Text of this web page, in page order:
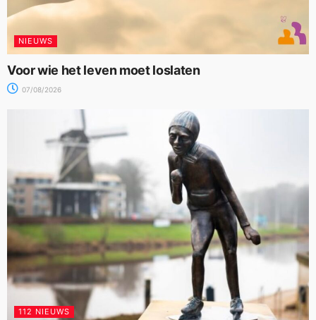
NIEUWS
Voor wie het leven moet loslaten
07/08/2026
112 NIEUWS